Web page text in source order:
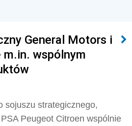
General Motors i
m.in. wspólnym
sojuszu strategicznego,
Peugeot Citroen wspólnie